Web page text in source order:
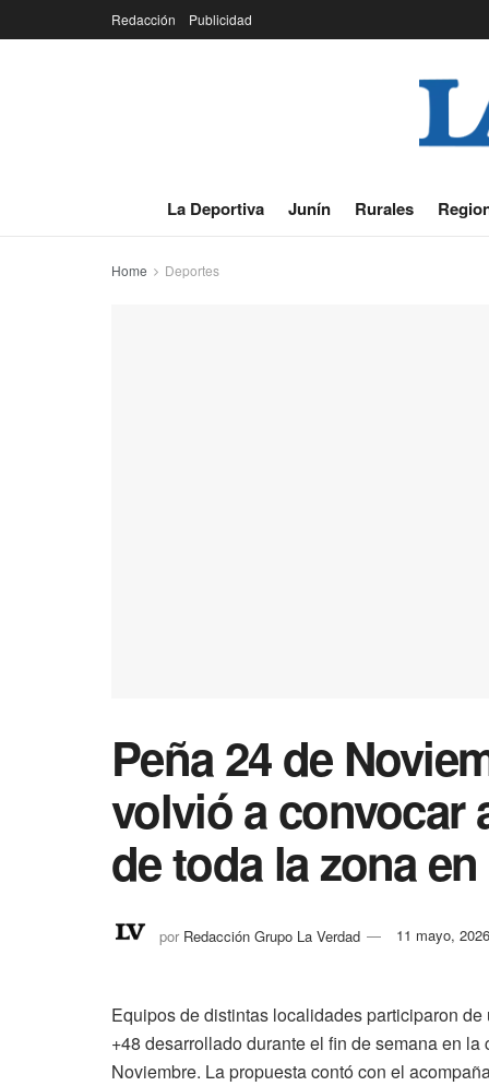
Redacción Publicidad
La Deportiva Junín Rurales
Home Deportes
Peña 24 de
volvió a convocar
de toda la zona
por Redacción Grupo La Verdad 11 mayo, 2026
Equipos de distintas localidades participaron
+48 desarrollado durante el fin de semana en
Noviembre. La propuesta contó con el